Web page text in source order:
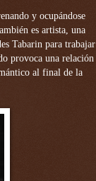
y ocupándose
es artista, una
Tabarin para trabajar
provoca una relación
al final de la